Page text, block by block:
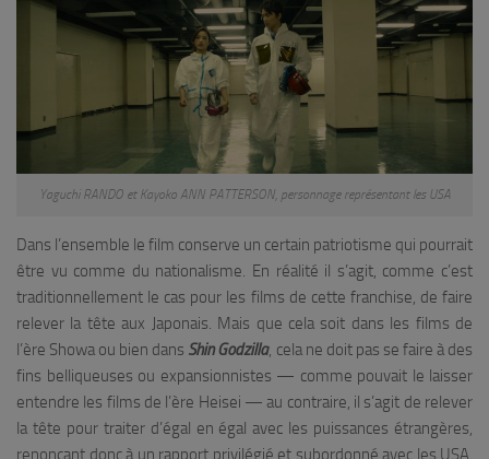
Yaguchi RANDO et Kayoko ANN PATTERSON, personnage représentant les USA
Dans l’ensemble le film conserve un certain patriotisme qui pourrait
être vu comme du nationalisme. En réalité il s’agit, comme c’est
traditionnellement le cas pour les films de cette franchise, de faire
relever la tête aux Japonais. Mais que cela soit dans les films de
l’ère Showa ou bien dans Shin Godzilla, cela ne doit pas se faire à des
fins belliqueuses ou expansionnistes — comme pouvait le laisser
entendre les films de l’ère Heisei — au contraire, il s’agit de relever
la tête pour traiter d’égal en égal avec les puissances étrangères,
renonçant donc à un rapport privilégié et subordonné avec les USA.